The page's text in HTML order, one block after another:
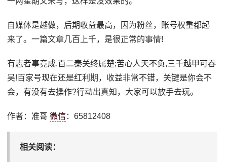
自媒体是越做，后期收益最高，因为粉丝，账号权重都起
来了。一篇文章几百上千，是很正常的事情!
有志者事竟成,百二秦关终属楚;苦心人天不负,三千越甲可吞
吴!百家号现在还是红利期，收益非常不错，关键是你会不
会，有没有去操作?行动出真知，大家可以放手去玩。
作者：准哥微信：65812408
相关阅读：